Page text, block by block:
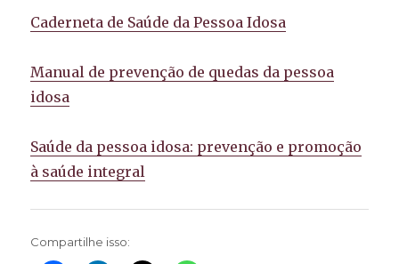
Caderneta de Saúde da Pessoa Idosa
Manual de prevenção de quedas da pessoa
idosa
Saúde da pessoa idosa: prevenção e promoção
à saúde integral
Compartilhe isso: